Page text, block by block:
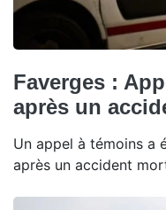
Faverges :
après un
Un appel à témoins a
après un accident